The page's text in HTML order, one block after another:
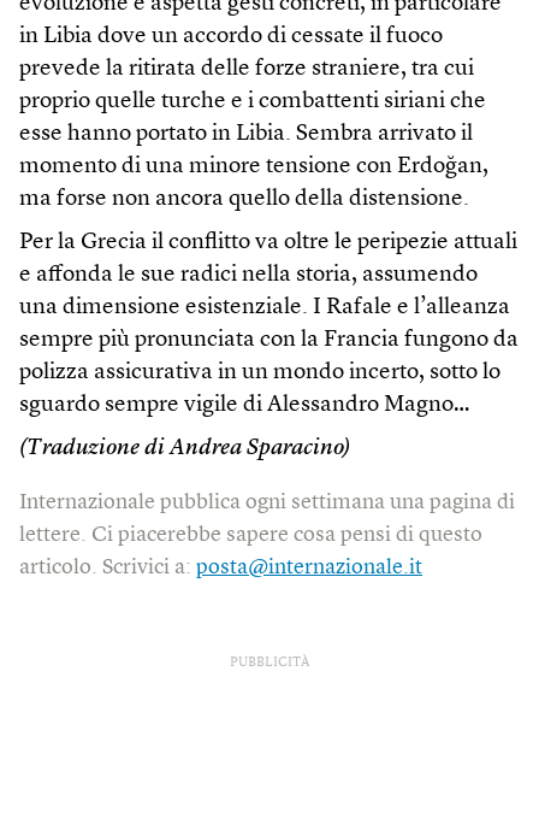
in Libia dove un accordo di cessate il fuoco
prevede la ritirata delle forze straniere, tra cui
proprio quelle turche e i combattenti siriani che
esse hanno portato in Libia. Sembra arrivato il
momento di una minore tensione con Erdoğan,
ma forse non ancora quello della distensione.
Per la Grecia il conflitto va oltre le peripezie attuali
e affonda le sue radici nella storia, assumendo
una dimensione esistenziale. I Rafale e l’alleanza
sempre più pronunciata con la Francia fungono da
polizza assicurativa in un mondo incerto, sotto lo
sguardo sempre vigile di Alessandro Magno…
(Traduzione di Andrea Sparacino)
Internazionale pubblica ogni settimana una pagina di
lettere. Ci piacerebbe sapere cosa pensi di questo
articolo. Scrivici a: posta@internazionale.it
PUBBLICITÀ